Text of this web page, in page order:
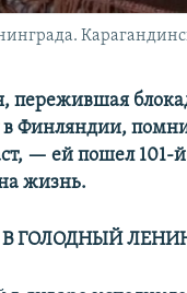
пережившая
в Финляндии,
— ей пошел
жизнь.
ГОЛОДНЫЙ